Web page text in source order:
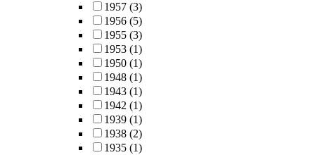
1957 (3)
1956 (5)
1955 (3)
1953 (1)
1950 (1)
1948 (1)
1943 (1)
1942 (1)
1939 (1)
1938 (2)
1935 (1)